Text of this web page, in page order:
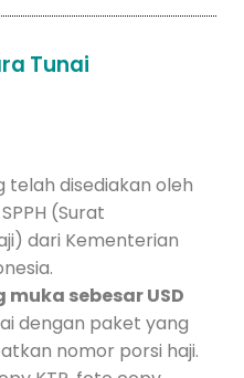
Tunai
telah disediakan oleh
(Surat
dari Kementerian
sebesar USD
dengan paket yang
nomor porsi haji.